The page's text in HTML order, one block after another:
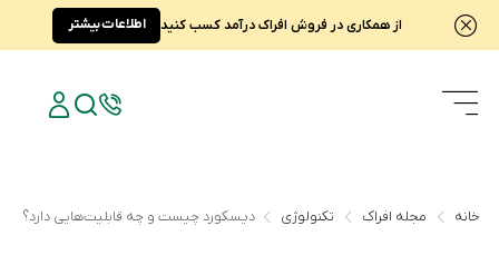
از همکاری در فروش افراک درآمد کسب کنید اطلاعات بیشتر
خانه مجله افراک تکنولوژی دیسکورد چیست و چه قابلیت‌هایی دارد؟